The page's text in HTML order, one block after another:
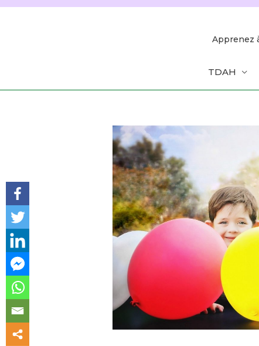
Aller
Apprenez
TDAH